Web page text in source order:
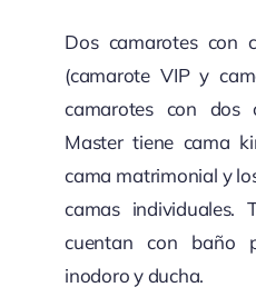
Dos camarotes con
(camarote VIP y
camarotes con dos
Master tiene cama
cama matrimonial y
camas individuales.
cuentan con baño
inodoro y ducha.